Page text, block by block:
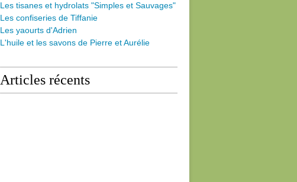
Les tisanes et hydrolats "Simples et Sauvages"
Les confiseries de Tiffanie
Les yaourts d'Adrien
L'huile et les savons de Pierre et Aurélie
Articles récents